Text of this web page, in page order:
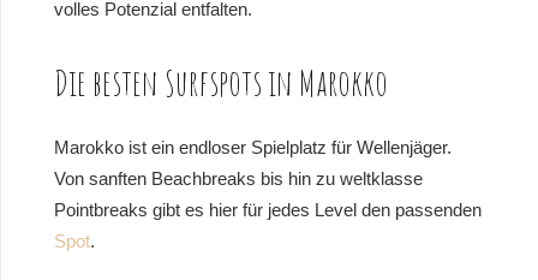
volles Potenzial entfalten.
Die besten Surfspots in Marokko
Marokko ist ein endloser Spielplatz für Wellenjäger.
Von sanften Beachbreaks bis hin zu weltklasse
Pointbreaks gibt es hier für jedes Level den passenden
Spot.